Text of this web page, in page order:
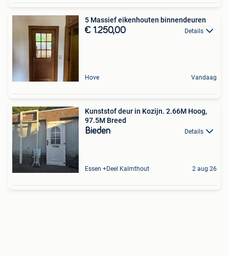
5 Massief eikenhouten binnendeuren
€ 1.250,00 Details
Hove Vandaag
Kunststof deur in Kozijn. 2.66M Hoog,
97.5M Breed
Bieden Details
Essen +Deel Kalmthout 2 aug 26